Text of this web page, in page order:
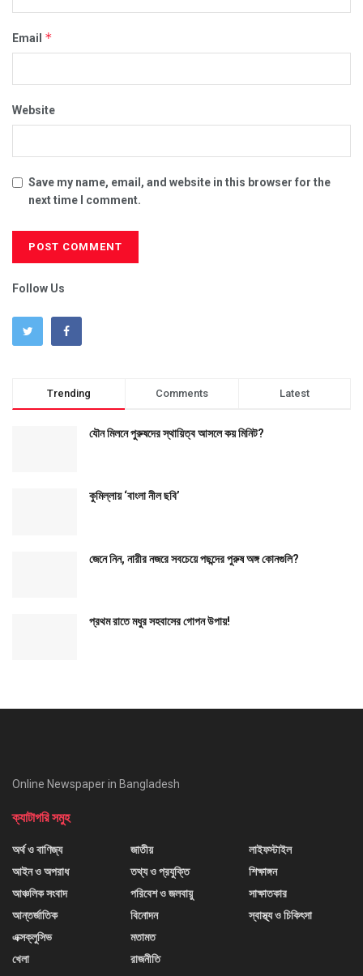
Email *
Website
Save my name, email, and website in this browser for the
next time I comment.
Follow Us
Trending Comments Latest
যৌন মিলনে পুরুষদের স্থায়িত্ব আসলে কয় মিনিট?
কুমিল্লায় ‘বাংলা নীল ছবি’
জেনে নিন, নারীর নজরে সবচেয়ে পছন্দের পুরুষ অঙ্গ কোনগুলি?
প্রথম রাতে মধুর সহবাসের গোপন উপায়!
Online Newspaper in Bangladesh
ক্যাটাগরি সমুহ
অর্থ ও বাণিজ্য
আইন ও অপরাধ
আঞ্চলিক সংবাদ
আন্তর্জাতিক
এক্সক্লুসিভ
খেলা
জাতীয়
তথ্য ও প্রযুক্তি
পরিবেশ ও জলবায়ু
বিনোদন
মতামত
রাজনীতি
লাইফস্টাইল
শিক্ষাঙ্গন
সাক্ষাতকার
স্বাস্থ্য ও চিকিৎসা